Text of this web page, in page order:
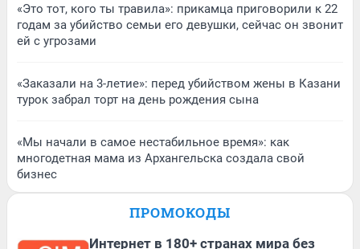
«Это тот, кого ты травила»: прикамца приговорили к 22
годам за убийство семьи его девушки, сейчас он звонит
ей с угрозами
«Заказали на 3-летие»: перед убийством жены в Казани
турок забрал торт на день рождения сына
«Мы начали в самое нестабильное время»: как
многодетная мама из Архангельска создала свой
бизнес
ПРОМОКОДЫ
Интернет в 180+ странах мира без